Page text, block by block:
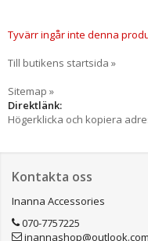
Tyvärr ingår inte denna
Till butikens startsida »
Sitemap »
Direktlänk:
Högerklicka och kopiera
Kontakta oss
Inanna Accessories
070-7757225
inannashop@outlook.com